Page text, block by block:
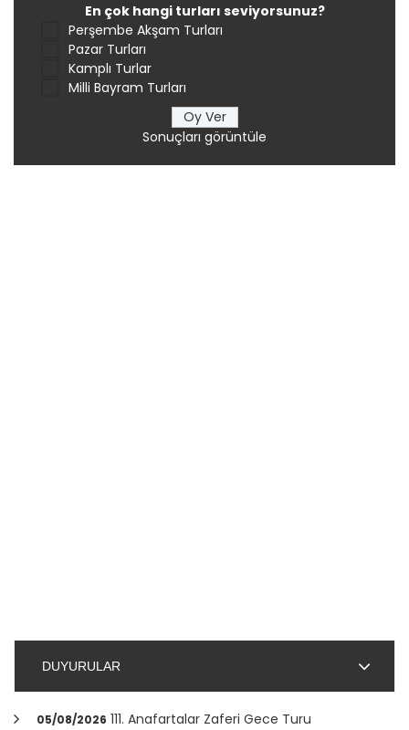
En çok hangi turları seviyorsunuz?
Perşembe Akşam Turları
Pazar Turları
Kamplı Turlar
Milli Bayram Turları
Sonuçları görüntüle
DUYURULAR
05/08/2026 111. Anafartalar Zaferi Gece Turu